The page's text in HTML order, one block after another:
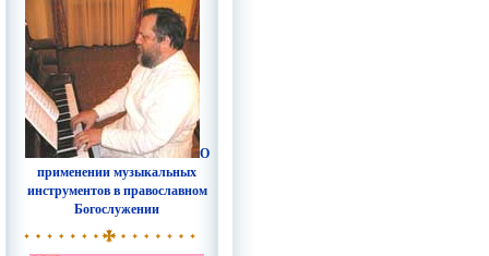
О
применении музыкальных
инструментов в православном
Богослужении